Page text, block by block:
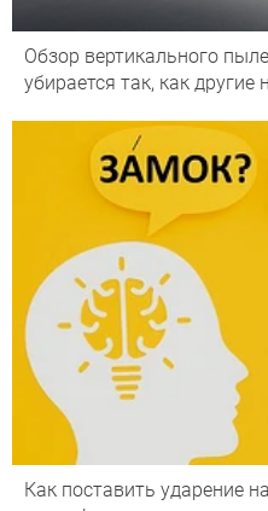
Обзор вертикального
убирается так, как другие
Как поставить ударение